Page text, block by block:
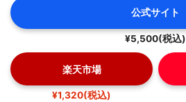
公式サイト
¥5,500(税込)
楽天市場
¥1,320(税込)